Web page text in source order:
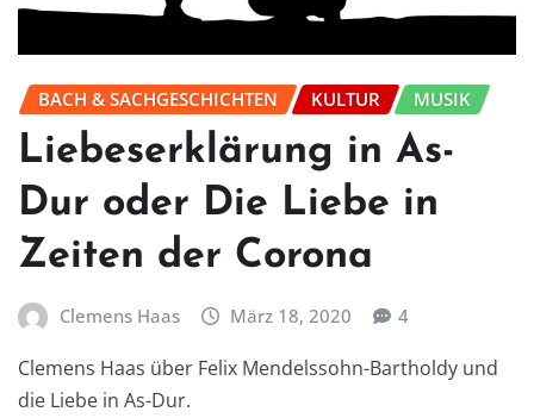
BACH & SACHGESCHICHTEN KULTUR MUSIK
Liebeserklärung in As-
Dur oder Die Liebe in
Zeiten der Corona
Clemens Haas März 18, 2020 4
Clemens Haas über Felix Mendelssohn-Bartholdy und
die Liebe in As-Dur.